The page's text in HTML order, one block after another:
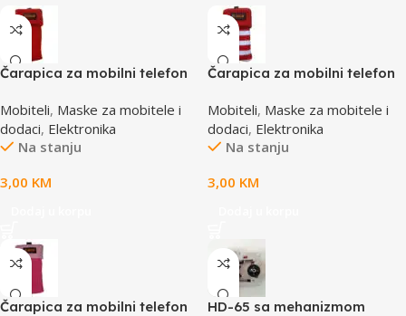
Čarapica za mobilni telefon
65x100mm
Mobiteli, Maske za mobitele i
dodaci, Elektronika
Na stanju
3,00 KM
Čarapica za mobilni telefon
65x100mm
Mobiteli, Maske za mobitele i
dodaci, Elektronika
Na stanju
3,00 KM
Čarapica za mobilni telefon
HD-65 sa mehanizmom